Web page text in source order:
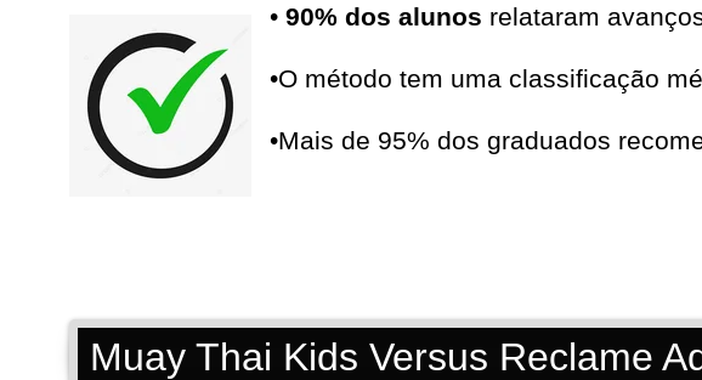
• 90% dos alunos relataram
•O método tem uma classificação
•Mais de 95% dos graduados
Muay Thai Kids Versus Reclame